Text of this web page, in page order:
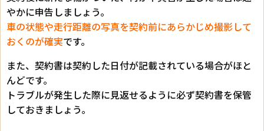
やかに申告しましょう。
車の状態や走行距離の写真を契約前にあらかじめ撮影して
おくのが確実です。
また、契約書は契約した日付が記載されている場合がほと
んどです。
トラブルが発生した際に見返せるように必ず契約書を保管
しておきましょう。